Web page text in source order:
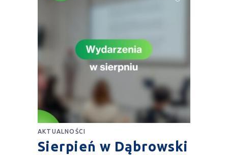
AKTUALNOŚCI
Sierpień w Dąbrowski